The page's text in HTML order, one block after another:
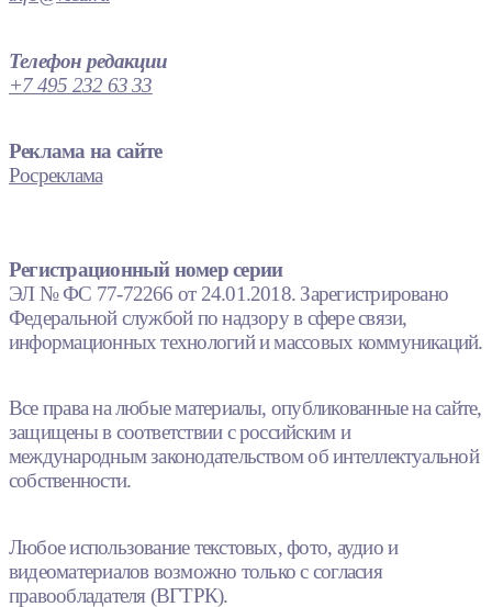
Телефон редакции
+7 495 232 63 33
Реклама на сайте
Росреклама
Регистрационный номер серии
ЭЛ № ФС 77-72266 от 24.01.2018. Зарегистрировано
Федеральной службой по надзору в сфере связи,
информационных технологий и массовых коммуникаций.
Все права на любые материалы, опубликованные на сайте,
защищены в соответствии с российским и
международным законодательством об интеллектуальной
собственности.
Любое использование текстовых, фото, аудио и
видеоматериалов возможно только с согласия
правообладателя (ВГТРК).